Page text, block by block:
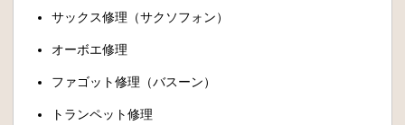
サックス修理（サクソフォン）
オーボエ修理
ファゴット修理（バスーン）
トランペット修理